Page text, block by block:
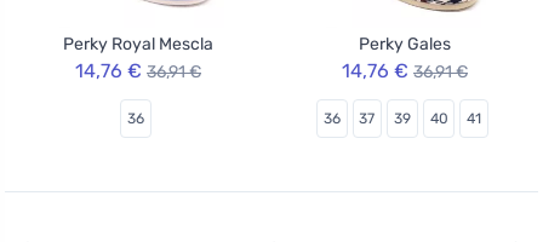
Perky Royal Mescla
14,76 € 36,91 €
36
Perky Gales
14,76 € 36,91 €
36 37 39 40 41